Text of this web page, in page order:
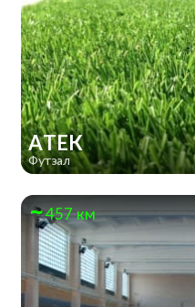
АТЕК
Футзал
457 км